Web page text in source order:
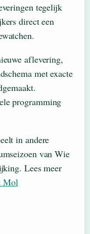
tegelijk
direct een
aflevering,
met exacte
programming
in andere
van Wie
Lees meer
Mol